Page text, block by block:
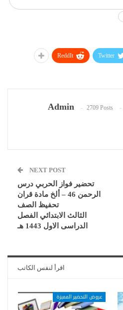
Twitter
ReddIt
Admin 2709 Posts
NEXT POST
تحضير فواز الحربي درس
الرحمن 46 – ألخ مادة قران
تحفيظ الصف
الثالث الابتدائي الفصل
الدراسى الاول 1443 هـ
اقرأ لنفس الكاتب
عروض التحضير المميزة